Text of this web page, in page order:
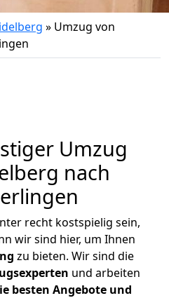
» Umzug von
Umzug
nach
recht kostspielig sein,
wir sind hier, um Ihnen
zu bieten. Wir sind die
und arbeiten
besten Angebote und